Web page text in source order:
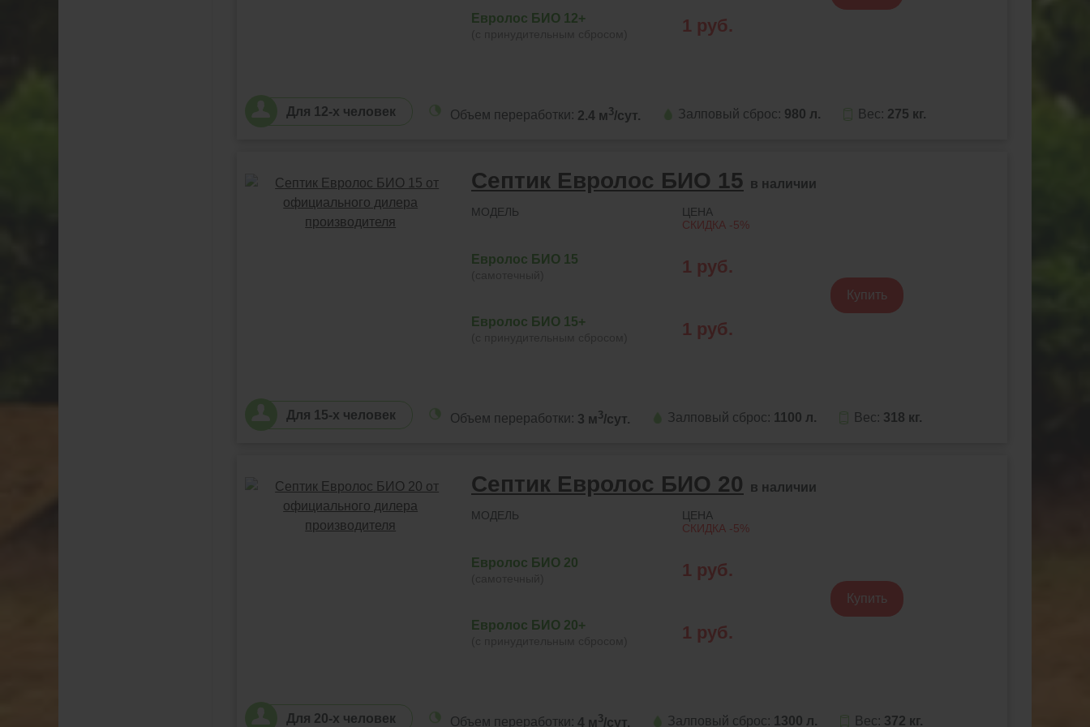
Евролос БИО 12+ 1 руб.
Для 12-х человек Объем переработки: 2.4 м 3/сут. Залповый сброс: 980 л. Вес: 275 кг.
Септик Евролос БИО 15 в наличии
МОДЕЛЬ
ЦЕНА
СКИДКА -5%
Евролос БИО 15 1 руб.
Евролос БИО 15+ 1 руб.
Купить
Для 15-х человек Объем переработки: 3 м 3/сут. Залповый сброс: 1100 л. Вес: 318 кг.
Септик Евролос БИО 20 в наличии
МОДЕЛЬ
ЦЕНА
СКИДКА -5%
Евролос БИО 20 1 руб.
Евролос БИО 20+ 1 руб.
Купить
Для 20-х человек Объем переработки: 4 м 3/сут. Залповый сброс: 1300 л. Вес: 372 кг.